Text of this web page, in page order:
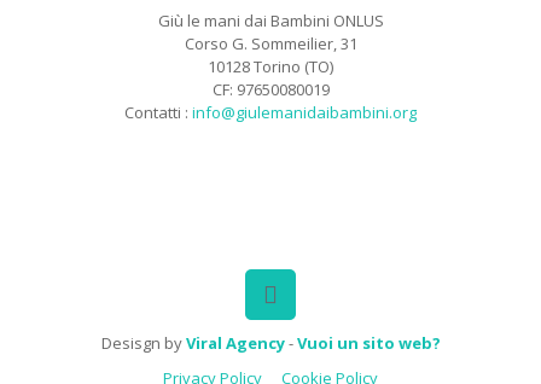
Giù le mani dai Bambini ONLUS
Corso G. Sommeilier, 31
10128 Torino (TO)
CF: 97650080019
Contatti : info@giulemanidaibambini.org
Desisgn byViral Agency-Vuoi un sito web?
Privacy Policy
Cookie Policy